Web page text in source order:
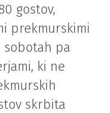
gostov,
prekmurskimi
pa
ki ne
skrbita